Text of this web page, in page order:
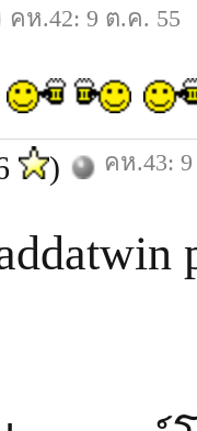
คห.42: 9 ต.ค. 55
) คห.43: